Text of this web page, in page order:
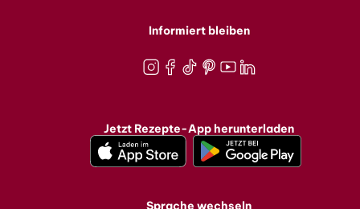
Informiert bleiben
Jetzt Rezepte-App herunterladen
Sprache wechseln